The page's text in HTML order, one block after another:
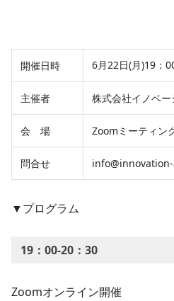
開催日時 6月22日(月)19：
主催者 株式会社イノベ
会 場 Zoomミーティン
問合せ
▼プログラム
19：00-20：30
Zoomオンライン開催